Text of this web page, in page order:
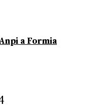
a Formia